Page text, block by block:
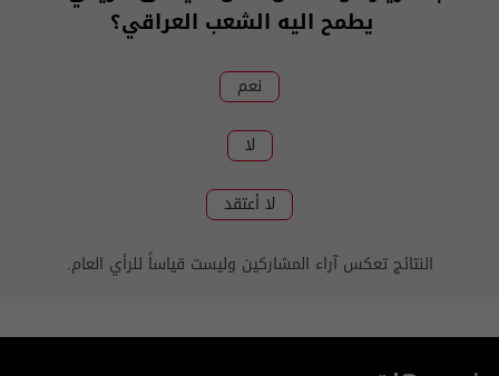
يطمح اليه الشعب العراقي؟
نعم
لا
لا أعتقد
النتائج تعكس آراء المشاركين وليست قياساً للرأي العام.